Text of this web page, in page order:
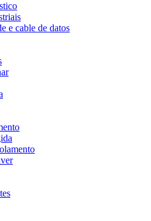
e cable de datos